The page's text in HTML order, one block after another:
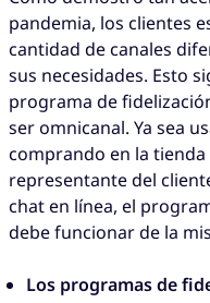
pandemia, los clientes
cantidad de canales
sus necesidades. Esto
programa de
ser omnicanal. Ya sea
comprando en la
representante del
chat en línea, el
debe funcionar de la
Los programas de